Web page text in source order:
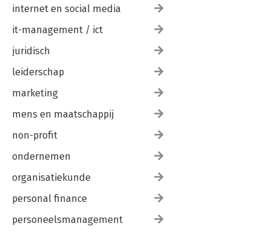
internet en social media
it-management / ict
juridisch
leiderschap
marketing
mens en maatschappij
non-profit
ondernemen
organisatiekunde
personal finance
personeelsmanagement